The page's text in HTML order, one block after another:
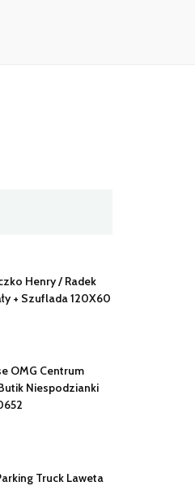
Henry / Radek
+ Szuflada 120X60
OMG Centrum
Niespodzianki
Truck Laweta